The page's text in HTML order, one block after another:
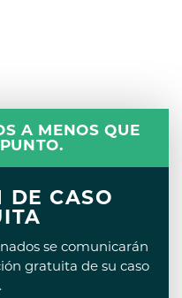
A MENOS QUE
DE CASO
se comunicarán
gratuita de su caso